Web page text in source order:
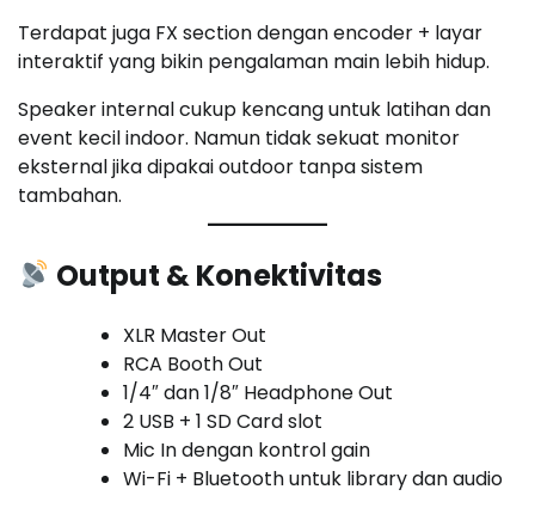
Terdapat juga FX section dengan encoder + layar
interaktif yang bikin pengalaman main lebih hidup.
Speaker internal cukup kencang untuk latihan dan
event kecil indoor. Namun tidak sekuat monitor
eksternal jika dipakai outdoor tanpa sistem
tambahan.
Output & Konektivitas
XLR Master Out
RCA Booth Out
1/4″ dan 1/8″ Headphone Out
2 USB + 1 SD Card slot
Mic In dengan kontrol gain
Wi-Fi + Bluetooth untuk library dan audio